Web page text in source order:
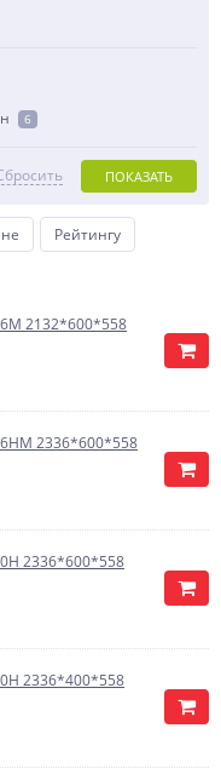
6
ПОКАЗАТЬ
Рейтингу
2132*600*558
2336*600*558
2336*600*558
2336*400*558